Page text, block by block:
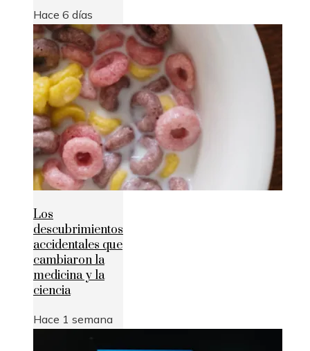
Hace 6 días
Los
descubrimientos
accidentales que
cambiaron la
medicina y la
ciencia
Hace 1 semana